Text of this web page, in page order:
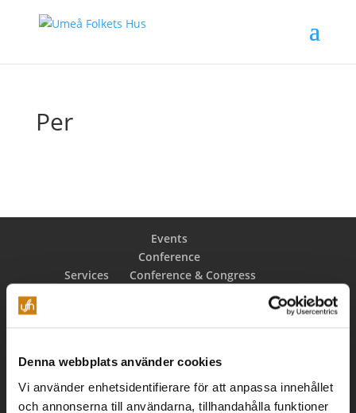
Denna webbplats använder cookies
Vi använder enhetsidentifierare för att anpassa innehållet
och annonserna till användarna, tillhandahålla funktioner
Per
Events
Conference
Services
Conference & Congress
The City of Umeå
Environment
Our environmental policy
Green Meetings
Greener food and accommodations